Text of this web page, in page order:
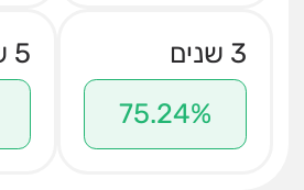
3 שנים
75.24%
5 שנים